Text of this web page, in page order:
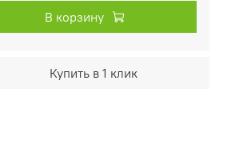
В корзину
Купить в 1 клик